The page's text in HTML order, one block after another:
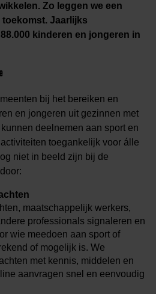
Zo leggen we een
Jaarlijks
kinderen en jongeren in
bij het bereiken en
en jongeren uit gezinnen met
deelnemen aan sport en
toegankelijk voor álle
niet in beeld zijn bij de
maatschappelijk werkers,
professionals signaleren en
wie meedoen aan sport of
of mogelijk is. We
met kennis, middelen en
aanvragen snel en eenvoudig